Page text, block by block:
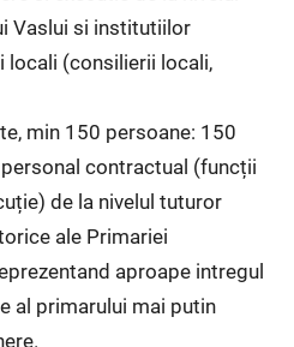
Vaslui si institutiilor
locali (consilierii locali,
min 150 persoane: 150
contractual (funcții
de la nivelul tuturor
ale Primariei
aproape intregul
al primarului mai putin